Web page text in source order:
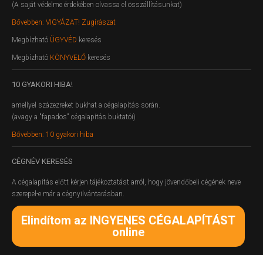
(A saját védelme érdekében olvassa el összállításunkat)
Bővebben: VIGYÁZAT! Zugírászat
Megbízható ÜGYVÉD keresés
Megbízható KÖNYVELŐ keresés
10 GYAKORI HIBA!
amellyel százezreket bukhat a cégalapítás során.
(avagy a "fapados" cégalapítás buktatói)
Bővebben: 10 gyakori hiba
CÉGNÉV KERESÉS
A cégalapítás előtt kérjen tájékoztatást arról, hogy jövendőbeli cégének neve
szerepel-e már a cégnyilvántarásban.
Elindítom az INGYENES CÉGALAPÍTÁST
online